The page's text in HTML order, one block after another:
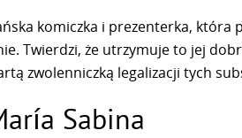
komiczka i prezenterka, która
Twierdzi, że utrzymuje to jej
zwolenniczką legalizacji tych
Sabina